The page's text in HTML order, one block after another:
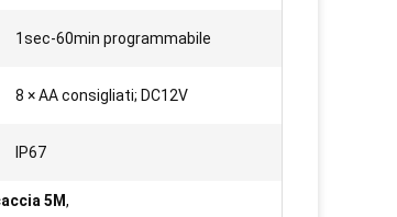
1sec-60min programmabile
8 × AA consigliati; DC12V
IP67
5M,